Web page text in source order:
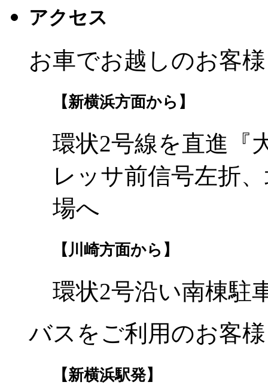
アクセス
お車でお越しのお客様
【新横浜方面から】
環状2号線を直進『
レッサ前信号左折
場へ
【川崎方面から】
環状2号沿い南棟駐
バスをご利用のお客様
【新横浜駅発】